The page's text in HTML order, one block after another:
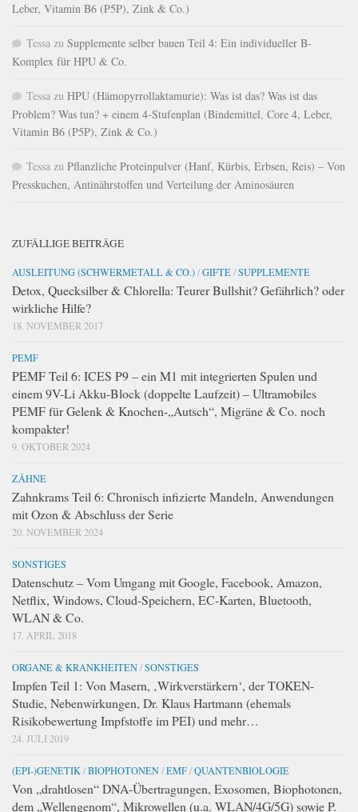
Leber, Vitamin B6 (P5P), Zink & Co.)
Tessa zu Supplemente selber bauen Teil 4: Ein individueller B-
Komplex für HPU & Co.
Tessa zu HPU (Hämopyrrollaktamurie): Was ist das? Was ist das
Problem? Was tun? + einem 4-Stufenplan (Bindemittel, Core 4, Leber,
Vitamin B6 (P5P), Zink & Co.)
Tessa zu Pflanzliche Proteinpulver (Hanf, Kürbis, Erbsen, Reis) – Von
Presskuchen, Antinährstoffen und Verteilung der Aminosäuren
ZUFÄLLIGE BEITRÄGE
AUSLEITUNG (SCHWERMETALL & CO.)/GIFTE/SUPPLEMENTE
Detox, Quecksilber & Chlorella: Teurer Bullshit? Gefährlich? oder
wirkliche Hilfe?
18. NOVEMBER 2017
PEMF
PEMF Teil 6: ICES P9 – ein M1 mit integrierten Spulen und
einem 9V-Li Akku-Block (doppelte Laufzeit) – Ultramobiles
PEMF für Gelenk & Knochen-„Autsch“, Migräne & Co. noch
kompakter!
9. OKTOBER 2024
ZÄHNE
Zahnkrams Teil 6: Chronisch infizierte Mandeln, Anwendungen
mit Ozon & Abschluss der Serie
20. NOVEMBER 2024
SONSTIGES
Datenschutz – Vom Umgang mit Google, Facebook, Amazon,
Netflix, Windows, Cloud-Speichern, EC-Karten, Bluetooth,
WLAN & Co.
17. APRIL 2018
ORGANE & KRANKHEITEN/SONSTIGES
Impfen Teil 1: Von Masern, ‚Wirkverstärkern‘, der TOKEN-
Studie, Nebenwirkungen, Dr. Klaus Hartmann (ehemals
Risikobewertung Impfstoffe im PEI) und mehr…
24. JULI 2019
(EPI-)GENETIK /BIOPHOTONEN/EMF/QUANTENBIOLOGIE
Von „drahtlosen“ DNA-Übertragungen, Exosomen, Biophotonen,
dem „Wellengenom“, Mikrowellen (u.a. WLAN/4G/5G) sowie P.